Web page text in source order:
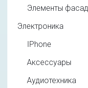
Элементы
Электроника
IPhone
Аксессуары
Аудиотехника